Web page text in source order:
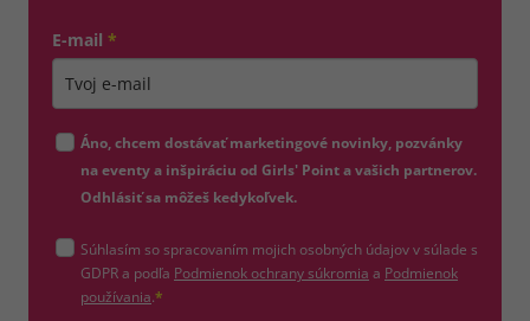
E-mail *
Áno, chcem dostávať marketingové novinky, pozvánky
na eventy a inšpiráciu od Girls' Point a vašich partnerov.
Odhlásiť sa môžeš kedykoľvek.
Súhlasím so spracovaním mojich osobných údajov v súlade s
GDPR a podľa Podmienok ochrany súkromia (otvorí sa v novom okne)
a Podmienok
používania(otvorí sa v novom okne)
.*